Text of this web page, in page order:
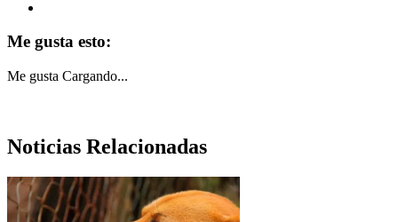
Me gusta esto:
Me gusta Cargando...
Noticias Relacionadas